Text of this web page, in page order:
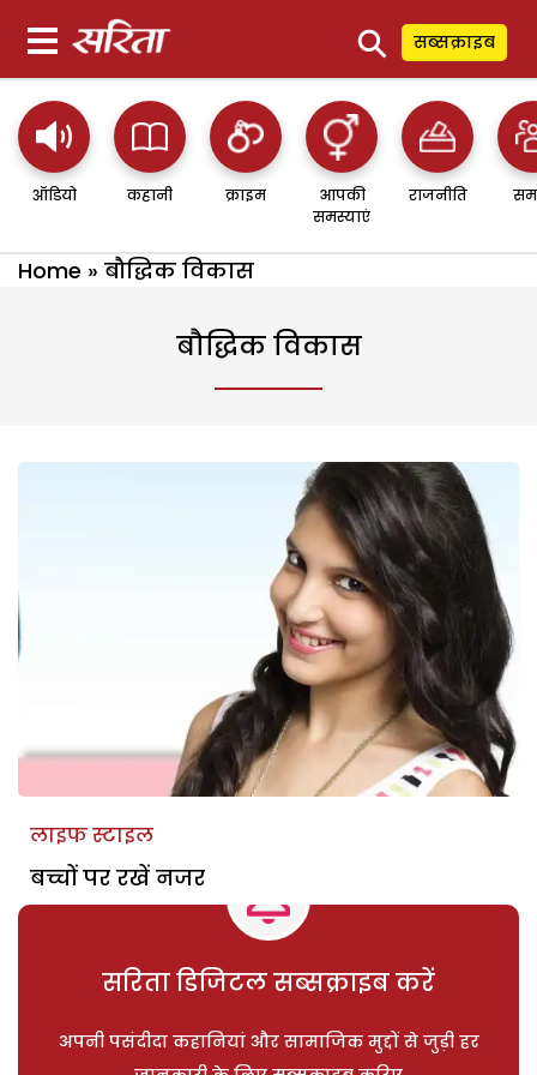
⚲ सब्सक्राइब
ऑडियो कहानी क्राइम
आपकी
समस्याएं
राजनीति
Home » बौद्धिक विकास
बौद्धिक विकास
लाइफ स्टाइल
बच्चों पर रखें नजर
सरिता डिजिटल सब्सक्राइब करें
अपनी पसंदीदा कहानियां और सामाजिक मुद्दों से जुड़ी हर